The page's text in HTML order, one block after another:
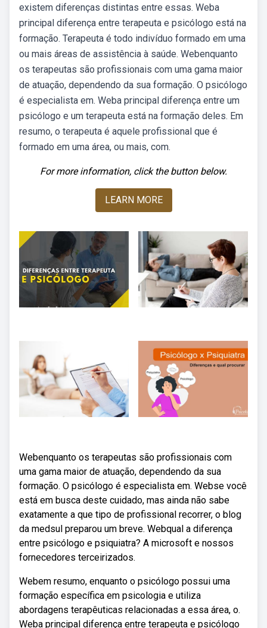
existem diferenças distintas entre essas. Weba
principal diferença entre terapeuta e psicólogo está na
formação. Terapeuta é todo indivíduo formado em uma
ou mais áreas de assistência à saúde. Webenquanto
os terapeutas são profissionais com uma gama maior
de atuação, dependendo da sua formação. O psicólogo
é especialista em. Weba principal diferença entre um
psicólogo e um terapeuta está na formação deles. Em
resumo, o terapeuta é aquele profissional que é
formado em uma área, ou mais, com.
For more information, click the button below.
LEARN MORE
Webenquanto os terapeutas são profissionais com
uma gama maior de atuação, dependendo da sua
formação. O psicólogo é especialista em. Webse você
está em busca deste cuidado, mas ainda não sabe
exatamente a que tipo de profissional recorrer, o blog
da medsul preparou um breve. Webqual a diferença
entre psicólogo e psiquiatra? A microsoft e nossos
fornecedores terceirizados.
Webem resumo, enquanto o psicólogo possui uma
formação específica em psicologia e utiliza
abordagens terapêuticas relacionadas a essa área, o.
Weba principal diferença entre terapeuta e psicólogo